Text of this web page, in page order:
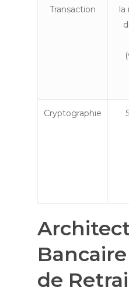
Transaction
la
Cryptographie
de